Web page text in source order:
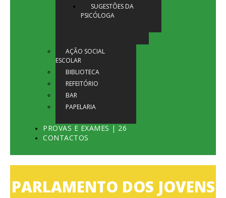
SUGESTÕES DA
PSICÓLOGA
AÇÃO SOCIAL
ESCOLAR
BIBLIOTECA
REFEITÓRIO
BAR
PAPELARIA
PROVAS E EXAMES | 26
CONTACTOS
PARLAMENTO DOS JOVENS